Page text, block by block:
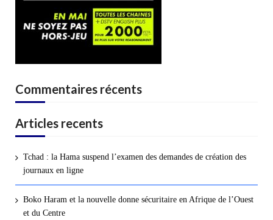
Commentaires récents
Articles recents
Tchad : la Hama suspend l’examen des demandes de création des
journaux en ligne
Boko Haram et la nouvelle donne sécuritaire en Afrique de l’Ouest
et du Centre